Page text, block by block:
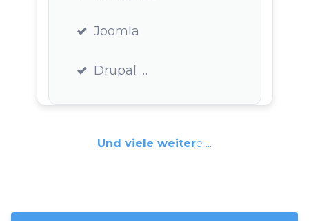
Joomla
Drupal …
Und viele weitere …